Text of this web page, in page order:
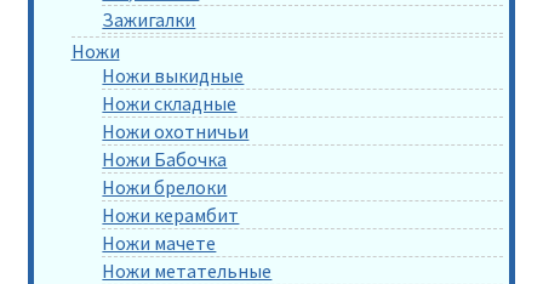
Зажигалки
Ножи
Ножи выкидные
Ножи складные
Ножи охотничьи
Ножи Бабочка
Ножи брелоки
Ножи керамбит
Ножи мачете
Ножи метательные